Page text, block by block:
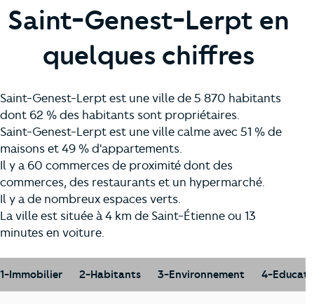
Saint-Genest-Lerpt en
quelques chiffres
Saint-Genest-Lerpt est une ville de 5 870 habitants
dont 62 % des habitants sont propriétaires.
Saint-Genest-Lerpt est une ville calme avec 51 % de
maisons et 49 % d'appartements.
Il y a 60 commerces de proximité dont des
commerces, des restaurants et un hypermarché.
Il y a de nombreux espaces verts.
La ville est située à 4 km de Saint-Étienne ou 13
minutes en voiture.
1-Immobilier 2-Habitants 3-Environnement 4-